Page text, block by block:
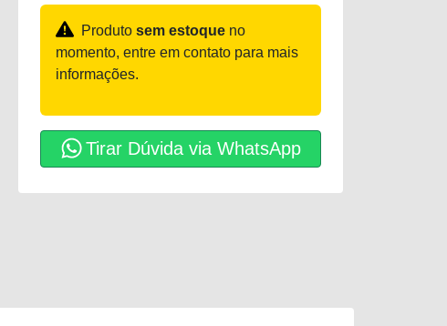
Produto sem estoque no
momento, entre em contato para mais
informações.
Tirar Dúvida via WhatsApp